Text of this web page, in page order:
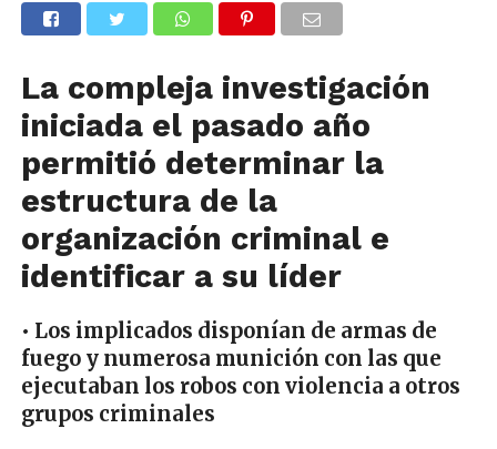
La compleja investigación
iniciada el pasado año
permitió determinar la
estructura de la
organización criminal e
identificar a su líder
• Los implicados disponían de armas de
fuego y numerosa munición con las que
ejecutaban los robos con violencia a otros
grupos criminales